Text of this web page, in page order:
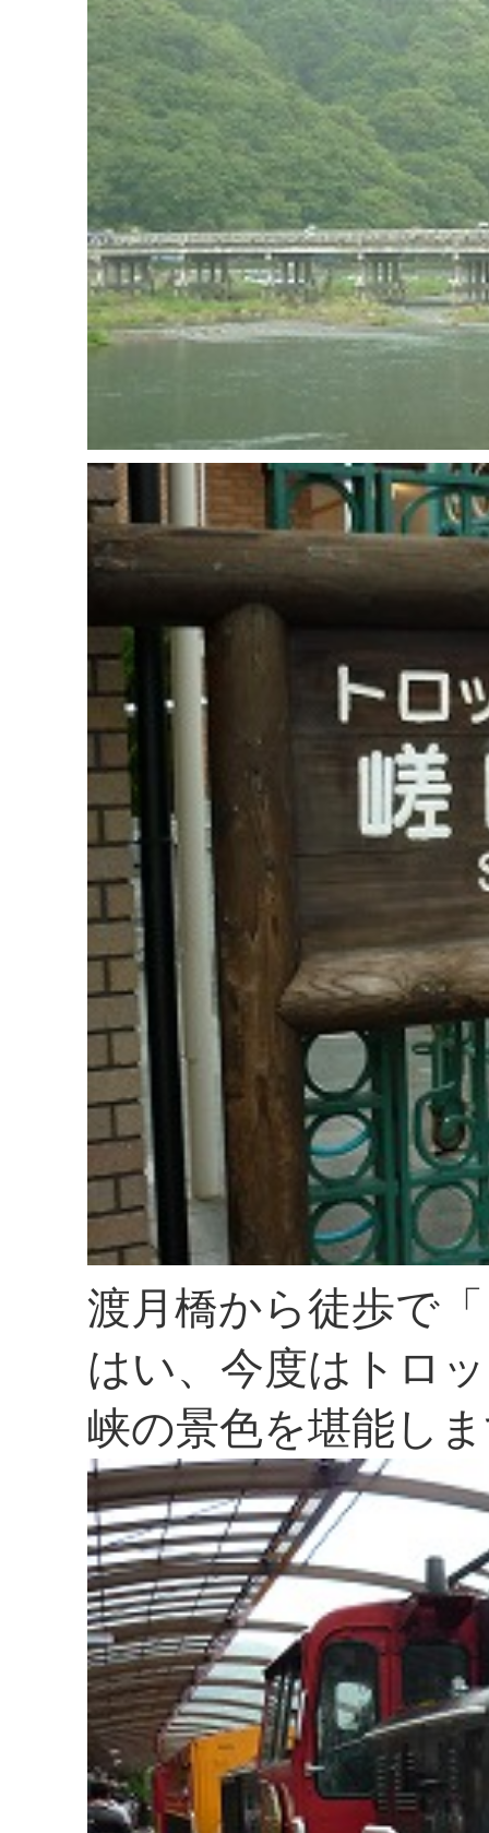
渡月橋から徒歩で
はい、今度はトロ
峡の景色を堪能し